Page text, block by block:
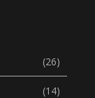
(26)
(14)